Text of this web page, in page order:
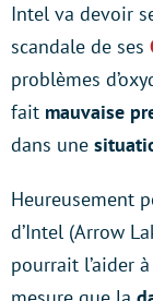
Intel va devoir
scandale de ses
problèmes
fait mauvaise
dans une
Heureusement
d’Intel (Arrow
pourrait l’aider